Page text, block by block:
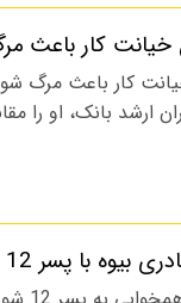
خیانت کار
کار باعث مرگ
ارشد بانک، او را
پسر 12 ساله شوهرش لو رفت